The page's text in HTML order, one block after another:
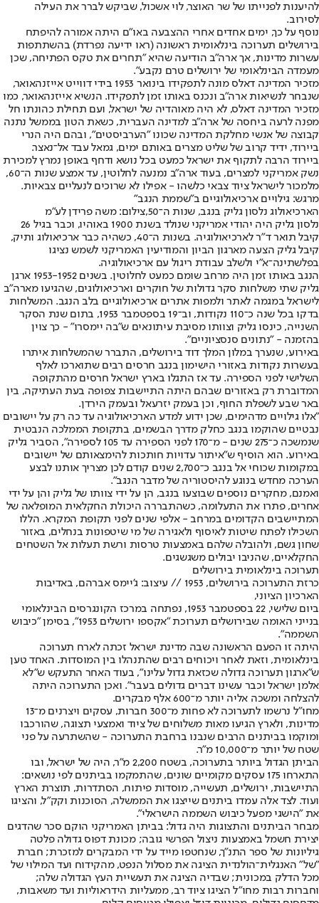
להיענות לפנייתו של שר האוצר, לוי אשכול, שביקש לברר את העילה
לסירוב.
נוסף על כך, ימים אחדים אחרי ההצבעה באו"ם היתה אמורה להיפתח
בירושלים תערוכה בינלאומית ראשונה (ראו ידיעה נפרדת) בהשתתפות
עשרות מדינות, אך ארה"ב הודיעה שהיא "תחרים את טקס הפתיחה, שכן
מעמדה הבינלאומי של ירושלים טרם נקבע".
מזכיר המדינה דאלס מונה לתפקידו בינואר 1953 בידי דווייט אייזנהאואר,
שנבחר לנשיאות ארה"ב ונכנס באותו זמן לתפקידו. הנשיא אייזנהאואר, כמו
מזכיר המדינה דאלס, לא היה מאוהדיה של ישראל, ועם תחילת כהונתו חל
מפנה לרעה ביחסה של ארה"ב למדינה העברית, כשאת הטון בממשל נתנה
קבוצה של אנשי מחלקת המדינה שכונו "הערביסטים", ובהם היה הנרי
ביירוד, ידיד קרוב של שליט מצרים באותם ימים, גמאל עבד אל־נאצר.
ביירוד הרבה לתקוף את ישראל כמעט בכל נושא ודחף באופן נמרץ למכירת
נשק אמריקני למצרים, בעוד ארה"ב נמנעה לחלוטין, עד אמצע שנות ה־60,
מלמכור לישראל ציוד צבאי כלשהו - אפילו לא שרוכים לנעליים צבאיות.
מרגש: גילויים ארכיאולוגיים ב"שממת הנגב"
הארכיאולוג נלסון גליק בנגב, שנות ה־50,צילום: משה פרידן לע"מ
נלסון גליק היה יהודי אמריקני שנולד בשנת 1900 באוהיו, וכבר בגיל 26
קיבל תואר ד"ר לארכיאולוגיה. בשנות ה־40, כשהיה כבר ארכיאולוג ותיק,
קיבל גליק הצעה מארגון הביון והמודיעין האמריקני לשמש נציגו
בפלשתינה־א"י ולשלב עבודת ריגול עם ארכיאולוגיה.
הנגב באותו זמן היה מרחב שומם כמעט לחלוטין. בשנים 1953-1952 ארגן
גליק שתי משלחות סקר גדולות של חוקרים וארכיאולוגים, שהגיעו מארה"ב
לישראל במגמה לאתר ולמפות אתרים ארכיאולוגיים בלב הנגב. המשלחות
בדקו בכל שנה כ־110 נקודות, וב־19 בספטמבר 1953, בתום שנת הסקר
השנייה, כינסו גליק וצוותו מסיבת עיתונאים ש"בה יימסרו" - כך צוין
בהזמנה - "נתונים סנסציוניים".
באירוע, שנערך במלון המלך דוד בירושלים, התברר שהמשלחות איתרו
בעשרות נקודות באזורי הישימון בנגב חרסים רבים שתוארכו לאלף
השלישי לפני הספירה. עד אז התגלו בארץ ישראל חרסים מהתקופה
המדוברת רק באזורים שבהם היתה התיישבות צפופה בעת העתיקה, בין
באר שבע לשפלת החוף, וכן בעמק יזרעאל ובעמק הירדן.
"אלו גילויים מדהימים, שכן ידוע למדע הארכיאולוגיה עד כה רק על יישובים
נבטיים שהוקמו בנגב כחלק מדרך הבשמים, בתקופת הממלכה הנבטית
שנמשכה כ־275 שנים - מ־170 לפני הספירה עד 105 לספירה", הסביר גליק
באירוע. הוא הוסיף ש"איתור עדויות חותכות להימצאותם של יישובים
במקומות שכוחי אל בנגב כ־2,700 שנים קודם לכן מצריך אותנו לבצע
הערכה מחדש בנוגע להיסטוריה של מדבר הנגב".
ואמנם, מחקרים נוספים שבוצעו בנגב, הן על ידי צוותו של גליק והן על ידי
אחרים, פתרו את התעלומה, כשהתבררה היכולת החקלאית המופלאה של
המתיישבים הקדומים במרחב - אלפי שנים לפני תקופת המקרא. הללו
השכילו לפתח שיטות לאיסוף ולאגירה של מי שיטפונות בנחלים, באזור
שחון גשם, ולהובלה שלהם באמצעות טרסות ורשת תעלות אל השטחים
החקלאיים, שהניבו יבולים משגשגים.
תערוכה בינלאומית בירושלים
כרזת התערוכה בירושלים, 1953 // עיצוב: ג'יימס אברהם, באדיבות
הארכיון הציוני,
ביום שלישי, 22 בספטמבר 1953, נפתחה במרכז הקונגרסים הבינלאומי
בנייני האומה שבירושלים תערוכת "אקספו ירושלים 1953", בסימן "כיבוש
השממה".
היתה זו הפעם הראשונה שבה מדינת ישראל זכתה לארח תערוכה
בינלאומית, וזאת לאחר ויכוחים רבים שהתנהלו בין המוסדות. האחד טען
ש"ארגון תערוכה גדולה שכזאת גדול עלינו", בעוד האחר התעקש ש"לא
אלמן ישראל וכבר עשינו דברים גדולים בעבר". ואכן התערוכה היתה
להצלחה ומשכה אליה יותר מ־600 אלף מבקרים.
מחו"ל נרשמו לתערוכה לא פחות מ־300 חברות, עסקים ויצרנים מ־13
מדינות, ולארץ הגיעו מאות משלוחים של ציוד ואמצעי תצוגה, שהורכבו
ומוקמו בביתנים הרבים שנבנו ברחבת התערוכה - שהשתרעה על פני
שטח של יותר מ־10,000 מ"ר.
הביתן הגדול ביותר בתערוכה, בשטח 2,200 מ"ר, היה של ישראל, ובו
התארחו 175 עסקים מקומיים שונים, שהתמקמו בביתנים לפי נושאים:
התיישבות, ירושלים, תעשייה, מוסדות פיתוח, הסתדרות, תוצרת הארץ
ועוד. לצד אלה עמדו ביתנים שייצגו את הממשלה, הסוכנות וקק"ל, והציגו
את "הישגי מפעל כיבוש השממה הישראלי".
מבחר הביתנים והתצוגות היה גדול: בביתן האמריקני הוקם סכר שהדגים
יצירת חשמל באמצעות ניצול הפרשי גובה; מכונת דפוס גדולה פלטה
גיליונות של ספר התנ"ך, שנחטפו מייד על ידי המבקרים למזכרת; חברת
"של" האנגלית־הולנדית הציגה את מסלול הנפט, מהקידוח ועד המילוי של
מכל הדלק במכונית; שבדיה הציגה את תעשיית העץ הגדולה שלה;
וחברות רבות מחו"ל הציגו ציוד רב, ממעליות הידראוליות ועד משאבות,